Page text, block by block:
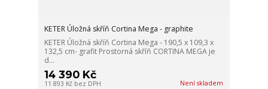
KETER Úložná skříň Cortina Mega - graphite
KETER Úložná skříň Cortina Mega - 190,5 x 109,3 x
132,5 cm- grafit Prostorná skříň CORTINA MEGA je
d...
14 390 Kč
11 893 Kč bez DPH Není skladem